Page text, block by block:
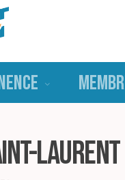
Laurent